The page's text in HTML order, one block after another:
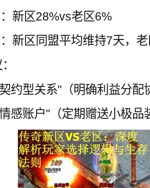
新区28%vs老区6%
新区同盟平均维持7天，
约型关系"（明确利益分配
感账户"（定期赠送小极品